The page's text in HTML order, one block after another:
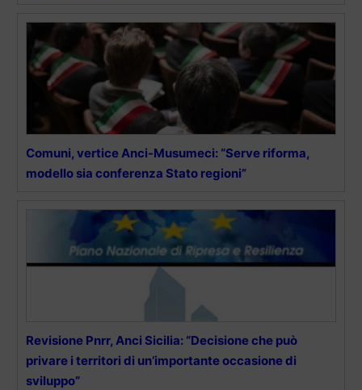
Comuni, vertice Anci-Musumeci: “Serve riforma,
modello sia conferenza Stato regioni”
Revisione Pnrr, Anci Sicilia: “Decisione che può
privare i territori di un’importante occasione di
sviluppo”